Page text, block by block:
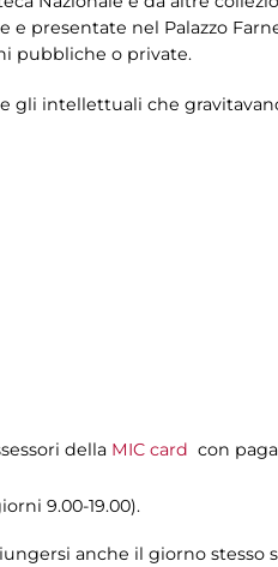
e presentate nel Palazzo
pubbliche o private.
gli intellettuali che
della MIC card con
9.00-19.00).
anche il giorno stesso